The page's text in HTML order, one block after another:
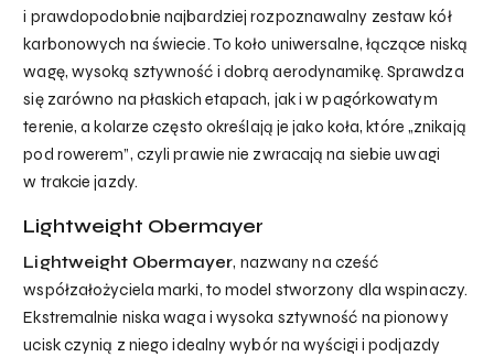
i prawdopodobnie najbardziej rozpoznawalny zestaw kół
karbonowych na świecie. To koło uniwersalne, łączące niską
wagę, wysoką sztywność i dobrą aerodynamikę. Sprawdza
się zarówno na płaskich etapach, jak i w pagórkowatym
terenie, a kolarze często określają je jako koła, które „znikają
pod rowerem”, czyli prawie nie zwracają na siebie uwagi
w trakcie jazdy.
Lightweight Obermayer
Lightweight Obermayer, nazwany na cześć
współzałożyciela marki, to model stworzony dla wspinaczy.
Ekstremalnie niska waga i wysoka sztywność na pionowy
ucisk czynią z niego idealny wybór na wyścigi i podjazdy